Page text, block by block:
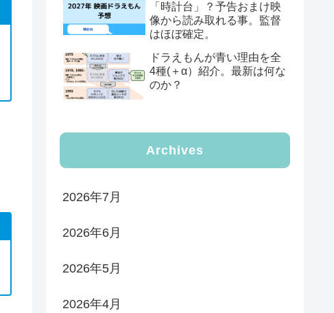
「時計台」？予告おまけ映
像から読み取れる事。監督
はほぼ確定。
ドラえもんが青い理由を全
4種(＋α）紹介。最新は何な
のか？
Archives
2026年7月
2026年6月
2026年5月
2026年4月